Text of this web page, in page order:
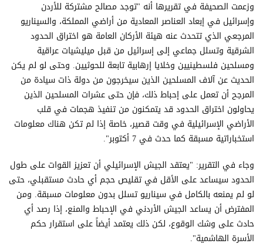
وزعمت الصحيفة في تقريرها أنه "توجد مصالح مشتركة للأردن
وإسرائيل في إبعاد العناصر المعادية من أراضي المملكة، والسيناريو
المرجعي الذي تتحدث عنه هيئة الأركان العامة هو اختراق الحدود
الشرقية وتسلل جماعي إلى إسرائيل من قبل ميليشيات عراقية
ومسلحين فلسطينيين وخلايا إرهابية تابعة للحوثيين. وحتى لو لم يكن
الحديث عن آلاف المسلحين الذين سيخرجون من دولة ذات سيادة من
المرجح أن تعمل على إحباط ذلك، فإن حتى عشرات المسلحين الذين
يحاولون اختراق الحدود قد يتمكنون من تنفيذ هجمات في قلب
الأراضي الإسرائيلية في وقت قصير، خاصة إذا لم تكن هناك معلومات
استخباراتية مسبقة كما حدث في 7 أكتوبر".
وجاء في التقرير: "يعتقد الجيش الإسرائيلي أن تعزيز القوات على طول
الحدود سيساعد على الأقل في تقليص حجم أي حادث مستقبلي، حتى
لو لم يمنعه بالكامل في سيناريو تسلل بدون معلومات مسبقة. ومن
المفترض أن يساعد الجيش الأردني في الإحباط والمنع، إذا رصد أي
حادث على وشك الوقوع، لكن ذلك يعتمد أيضاً على استقرار حكم
الأسرة الهاشمية".